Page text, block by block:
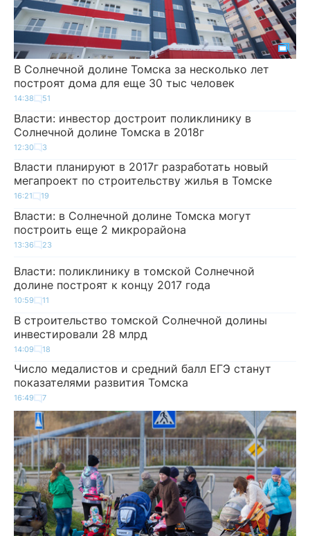
В Солнечной долине Томска за несколько лет
построят дома для еще 30 тыс человек
14:38 51
Власти: инвестор достроит поликлинику в
Солнечной долине Томска в 2018г
12:30 3
Власти планируют в 2017г разработать новый
мегапроект по строительству жилья в Томске
16:21 19
Власти: в Солнечной долине Томска могут
построить еще 2 микрорайона
13:36 23
Власти: поликлинику в томской Солнечной
долине построят к концу 2017 года
10:59 11
В строительство томской Солнечной долины
инвестировали 28 млрд
14:09 18
Число медалистов и средний балл ЕГЭ станут
показателями развития Томска
16:49 7